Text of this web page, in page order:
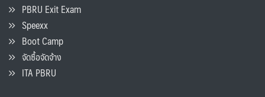
PBRU Exit Exam
Speexx
Boot Camp
จัดซื้อจัดจ้าง
ITA PBRU